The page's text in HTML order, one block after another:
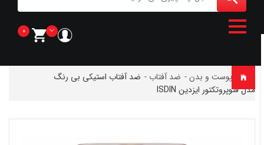
0
خانه پوست و بدن - ضد آفتاب - ضد آفتاب استیکی بی رنگ
مدل فتوپروتکتور ایزدین ISDIN